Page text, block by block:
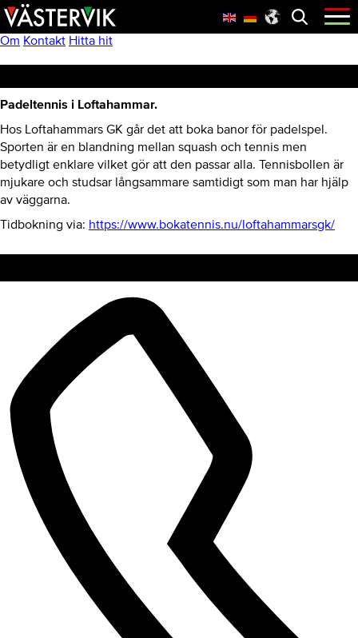
Hoppa
till
huvudnavigering
Skip
to
main
Hoppa
till
sidfot
Öppna
menyn
Om Kontakt Hitta hit
Padeltennis i Loftahammar.
Hos Loftahammars GK går det att boka banor för padelspel.
Sporten är en blandning mellan squash och tennis men
betydligt enklare vilket gör att den passar alla. Tennisbollen är
mjukare och studsar långsammare samtidigt som man har hjälp
av väggarna.
Tidbokning via: https://www.bokatennis.nu/loftahammarsgk/